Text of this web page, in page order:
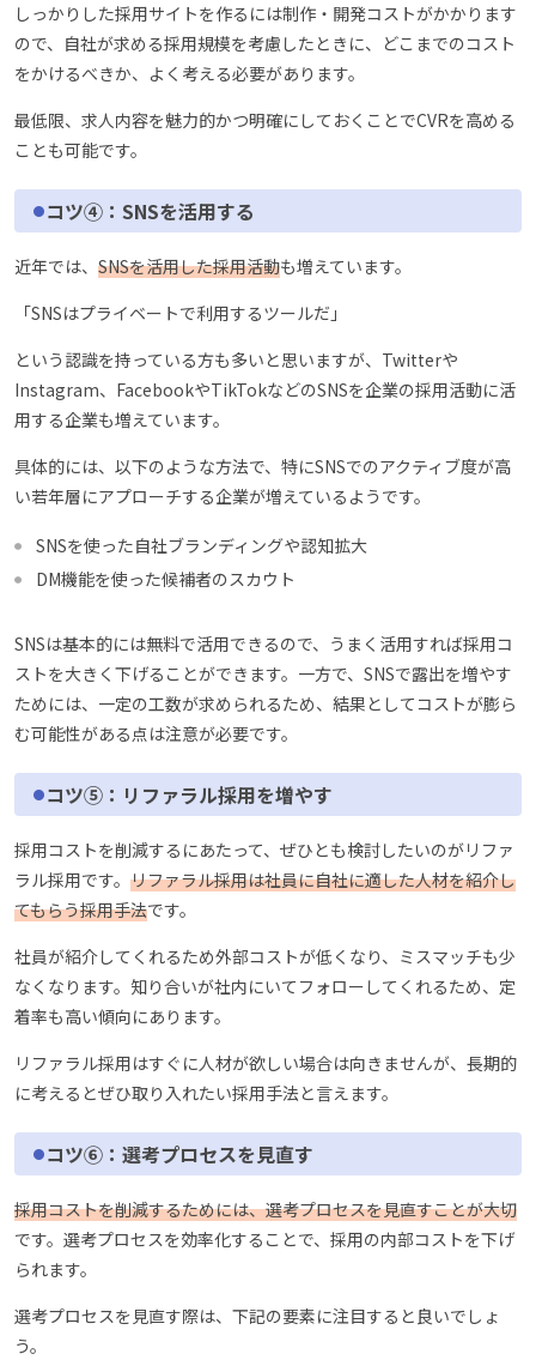
しっかりした採用サイトを作るには制作・開発コストがかかります
ので、自社が求める採用規模を考慮したときに、どこまでのコスト
をかけるべきか、よく考える必要があります。
最低限、求人内容を魅力的かつ明確にしておくことでCVRを高める
ことも可能です。
コツ④：SNSを活用する
近年では、 SNSを活用した採用活動も増えています。
「SNSはプライベートで利用するツールだ」
という認識を持っている方も多いと思いますが、Twitterや
Instagram、FacebookやTikTokなどのSNSを企業の採用活動に活
用する企業も増えています。
具体的には、以下のような方法で、特にSNSでのアクティブ度が高
い若年層にアプローチする企業が増えているようです。
SNSを使った自社ブランディングや認知拡大
DM機能を使った候補者のスカウト
SNSは基本的には無料で活用できるので、うまく活用すれば採用コ
ストを大きく下げることができます。一方で、SNSで露出を増やす
ためには、一定の工数が求められるため、結果としてコストが膨ら
む可能性がある点は注意が必要です。
コツ⑤：リファラル採用を増やす
採用コストを削減するにあたって、ぜひとも検討したいのがリファ
ラル採用です。 リファラル採用は社員に自社に適した人材を紹介し
てもらう採用手法です。
社員が紹介してくれるため外部コストが低くなり、ミスマッチも少
なくなります。知り合いが社内にいてフォローしてくれるため、定
着率も高い傾向にあります。
リファラル採用はすぐに人材が欲しい場合は向きませんが、長期的
に考えるとぜひ取り入れたい採用手法と言えます。
コツ⑥：選考プロセスを見直す
採用コストを削減するためには、選考プロセスを見直すことが大切
です。選考プロセスを効率化することで、採用の内部コストを下げ
られます。
選考プロセスを見直す際は、下記の要素に注目すると良いでしょ
う。